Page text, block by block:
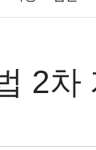
기술 종교
2차